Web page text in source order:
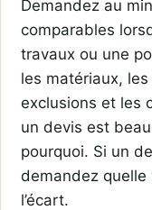
Demandez au
comparables
travaux ou une
les matériaux,
exclusions et les
un devis est
pourquoi. Si un
demandez
l’écart.